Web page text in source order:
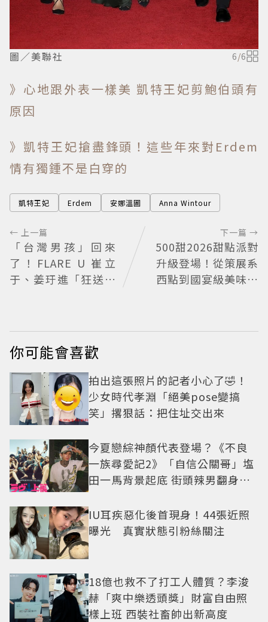
圖／美聯社 6/6
》心地跟外表一樣美 凱特王妃剪鮑伯頭有
原因
》凱特王妃搶盡鋒頭！這些年來對Erdem
情有獨鍾不是白穿的
凱特王妃 Erdem 安娜溫圖 Anna Wintour
← 上一篇
「台灣男孩」回來
了！FLARE U 崔立
于、姜玗進「狂送臉
TH開幕活動
下一篇 →
500甜2026甜點派對
升級登場！從策展系
西點到國宴級美味名
你可能會喜歡
拍出這張照片的記者小心了🤣！
少女時代孝淵「絕美pose變搞
笑」撂狠話：把住址交出來
今夏戀綜神顏代表登場？《不良
一族尋愛記2》「自信公關哥」塩
田一馬背景起底 街頭辣男翻身當
IU耳疾惡化後首現身！44張近照
曝光 真實狀態引粉絲關注
18億也救不了打工人體質？李浚
赫「爽中樂透頭獎」財富自由照
樣上班 西裝社畜帥出新高度